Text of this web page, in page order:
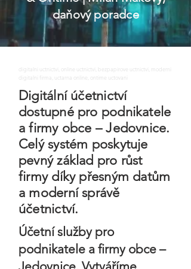
daňový poradce
digitalni uctnictvi, online uctnictvi, bezpapirove uctnictvi, moderni
digitalni firma, uctarna online, ontime uctovani
Digitální účetnictví
dostupné pro podnikatele
a firmy obce – Jedovnice.
Celý systém poskytuje
pevný základ pro růst
firmy díky přesným datům
a moderní správě
účetnictví.
Účetní služby pro
podnikatele a firmy obce –